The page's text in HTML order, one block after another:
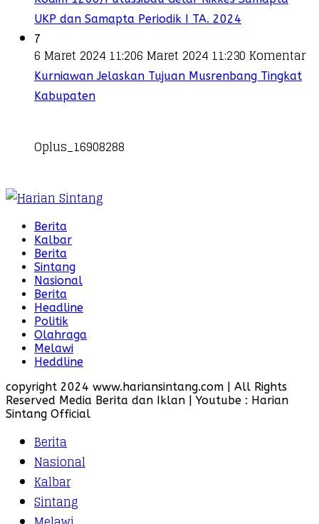
UKP dan Samapta Periodik I TA. 2024
7
6 Maret 2024 11:206 Maret 2024 11:230 Komentar
Kurniawan Jelaskan Tujuan Musrenbang Tingkat
Kabupaten
Oplus_16908288
Berita
Kalbar
Berita
Sintang
Nasional
Berita
Headline
Politik
Olahraga
Melawi
Heddline
copyright 2024 www.hariansintang.com | All Rights
Reserved Media Berita dan Iklan | Youtube : Harian
Sintang Official
Berita
Nasional
Kalbar
Sintang